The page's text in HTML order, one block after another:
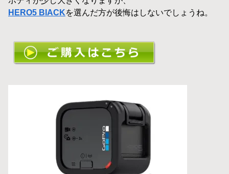
HERO5 BlACKを選んだ方が後悔はしないでしょうね。